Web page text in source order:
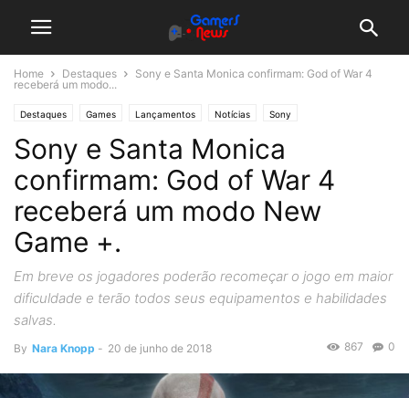
Home Destaques
Sony e Santa Monica confirmam: God of War 4
receberá um modo...
Destaques Games Lançamentos Notícias Sony
Sony e Santa Monica
confirmam: God of War 4
receberá um modo New
Game +.
Em breve os jogadores poderão recomeçar o jogo em maior
dificuldade e terão todos seus equipamentos e habilidades
salvas.
By Nara Knopp - 20 de junho de 2018 0
867